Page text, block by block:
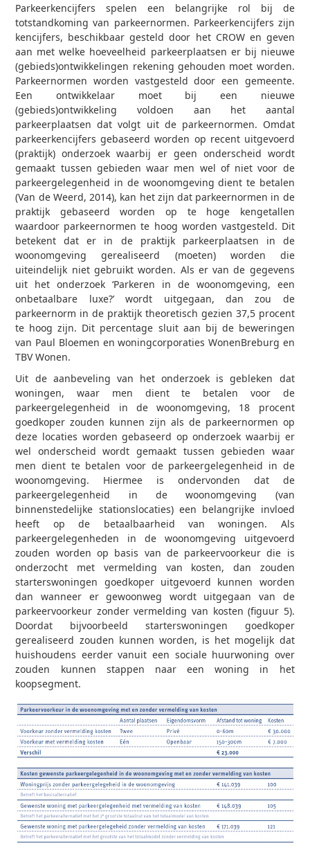
Parkeerkencijfers spelen een belangrijke rol bij de
totstandkoming van parkeernormen. Parkeerkencijfers zijn
kencijfers, beschikbaar gesteld door het CROW en geven
aan met welke hoeveelheid parkeerplaatsen er bij nieuwe
(gebieds)ontwikkelingen rekening gehouden moet worden.
Parkeernormen worden vastgesteld door een gemeente.
Een ontwikkelaar moet bij een nieuwe
(gebieds)ontwikkeling voldoen aan het aantal
parkeerplaatsen dat volgt uit de parkeernormen. Omdat
parkeerkencijfers gebaseerd worden op recent uitgevoerd
(praktijk) onderzoek waarbij er geen onderscheid wordt
gemaakt tussen gebieden waar men wel of niet voor de
parkeergelegenheid in de woonomgeving dient te betalen
(Van de Weerd, 2014), kan het zijn dat parkeernormen in de
praktijk gebaseerd worden op te hoge kengetallen
waardoor parkeernormen te hoog worden vastgesteld. Dit
betekent dat er in de praktijk parkeerplaatsen in de
woonomgeving gerealiseerd (moeten) worden die
uiteindelijk niet gebruikt worden. Als er van de gegevens
uit het onderzoek ‘Parkeren in de woonomgeving, een
onbetaalbare luxe?’ wordt uitgegaan, dan zou de
parkeernorm in de praktijk theoretisch gezien 37,5 procent
te hoog zijn. Dit percentage sluit aan bij de beweringen
van Paul Bloemen en woningcorporaties WonenBreburg en
TBV Wonen.
Uit de aanbeveling van het onderzoek is gebleken dat
woningen, waar men dient te betalen voor de
parkeergelegenheid in de woonomgeving, 18 procent
goedkoper zouden kunnen zijn als de parkeernormen op
deze locaties worden gebaseerd op onderzoek waarbij er
wel onderscheid wordt gemaakt tussen gebieden waar
men dient te betalen voor de parkeergelegenheid in de
woonomgeving. Hiermee is ondervonden dat de
parkeergelegenheid in de woonomgeving (van
binnenstedelijke stationslocaties) een belangrijke invloed
heeft op de betaalbaarheid van woningen. Als
parkeergelegenheden in de woonomgeving uitgevoerd
zouden worden op basis van de parkeervoorkeur die is
onderzocht met vermelding van kosten, dan zouden
starterswoningen goedkoper uitgevoerd kunnen worden
dan wanneer er gewoonweg wordt uitgegaan van de
parkeervoorkeur zonder vermelding van kosten (figuur 5).
Doordat bijvoorbeeld starterswoningen goedkoper
gerealiseerd zouden kunnen worden, is het mogelijk dat
huishoudens eerder vanuit een sociale huurwoning over
zouden kunnen stappen naar een woning in het
koopsegment.